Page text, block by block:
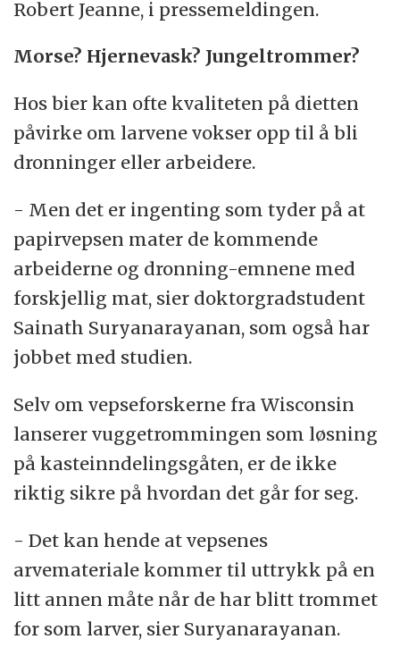
Robert Jeanne, i pressemeldingen.
Morse? Hjernevask? Jungeltrommer?
Hos bier kan ofte kvaliteten på dietten
påvirke om larvene vokser opp til å bli
dronninger eller arbeidere.
- Men det er ingenting som tyder på at
papirvepsen mater de kommende
arbeiderne og dronning-emnene med
forskjellig mat, sier doktorgradstudent
Sainath Suryanarayanan, som også har
jobbet med studien.
Selv om vepseforskerne fra Wisconsin
lanserer vuggetrommingen som løsning
på kasteinndelingsgåten, er de ikke
riktig sikre på hvordan det går for seg.
- Det kan hende at vepsenes
arvemateriale kommer til uttrykk på en
litt annen måte når de har blitt trommet
for som larver, sier Suryanarayanan.